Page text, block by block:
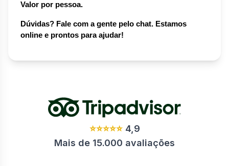
Valor por pessoa.
Dúvidas? Fale com a gente pelo chat. Estamos
online e prontos para ajudar!
⭐⭐⭐⭐⭐4,9
Mais de 15.000 avaliações